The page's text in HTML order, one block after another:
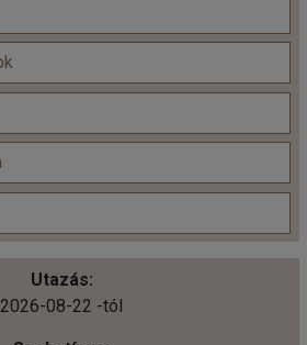
2026-08-22 -tól